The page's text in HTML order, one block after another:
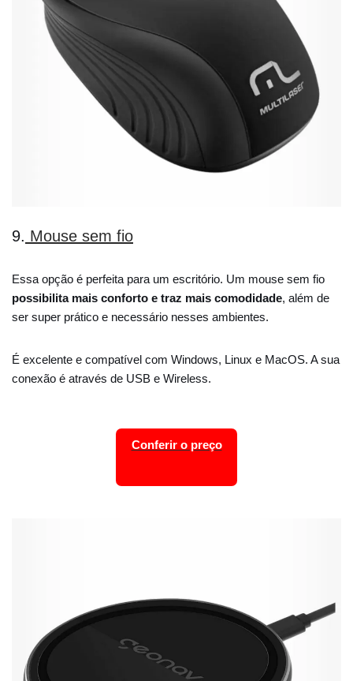
9. Mouse sem fio
Essa opção é perfeita para um escritório. Um mouse sem fio
possibilita mais conforto e traz mais comodidade, além de
ser super prático e necessário nesses ambientes.
É excelente e compatível com Windows, Linux e MacOS. A sua
conexão é através de USB e Wireless.
Conferir o preço